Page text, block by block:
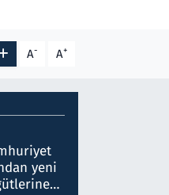
A- A+
yeni